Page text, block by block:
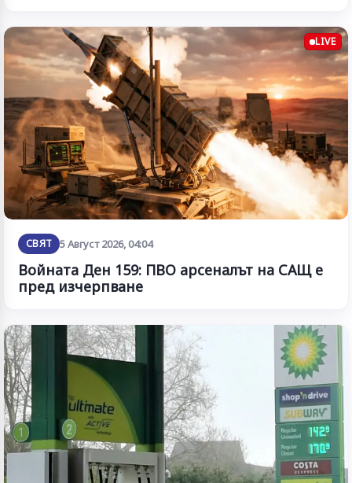
LIVE
СВЯТ 5 Август 2026, 04:04
Войната Ден 159: ПВО арсеналът на САЩ е
пред изчерпване